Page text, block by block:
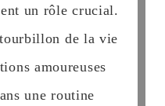
un rôle crucial.
de la vie
amoureuses
une routine